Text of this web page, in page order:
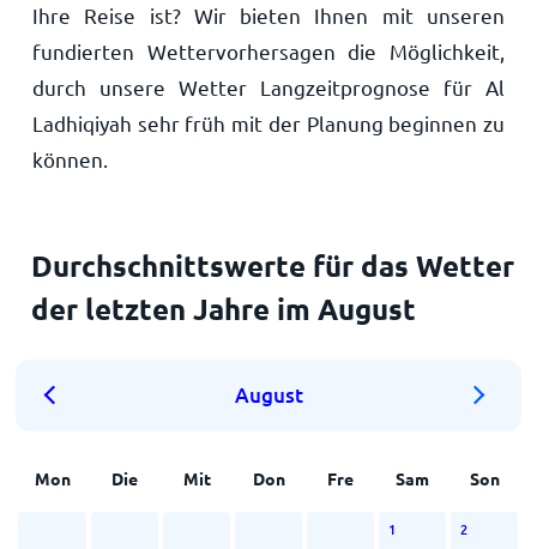
Ihre Reise ist? Wir bieten Ihnen mit unseren
fundierten Wettervorhersagen die Möglichkeit,
durch unsere Wetter Langzeitprognose für Al
Ladhiqiyah sehr früh mit der Planung beginnen zu
können.
Durchschnittswerte für das Wetter
der letzten Jahre im August
August
Mon Die Mit Don Fre Sam Son
1 2